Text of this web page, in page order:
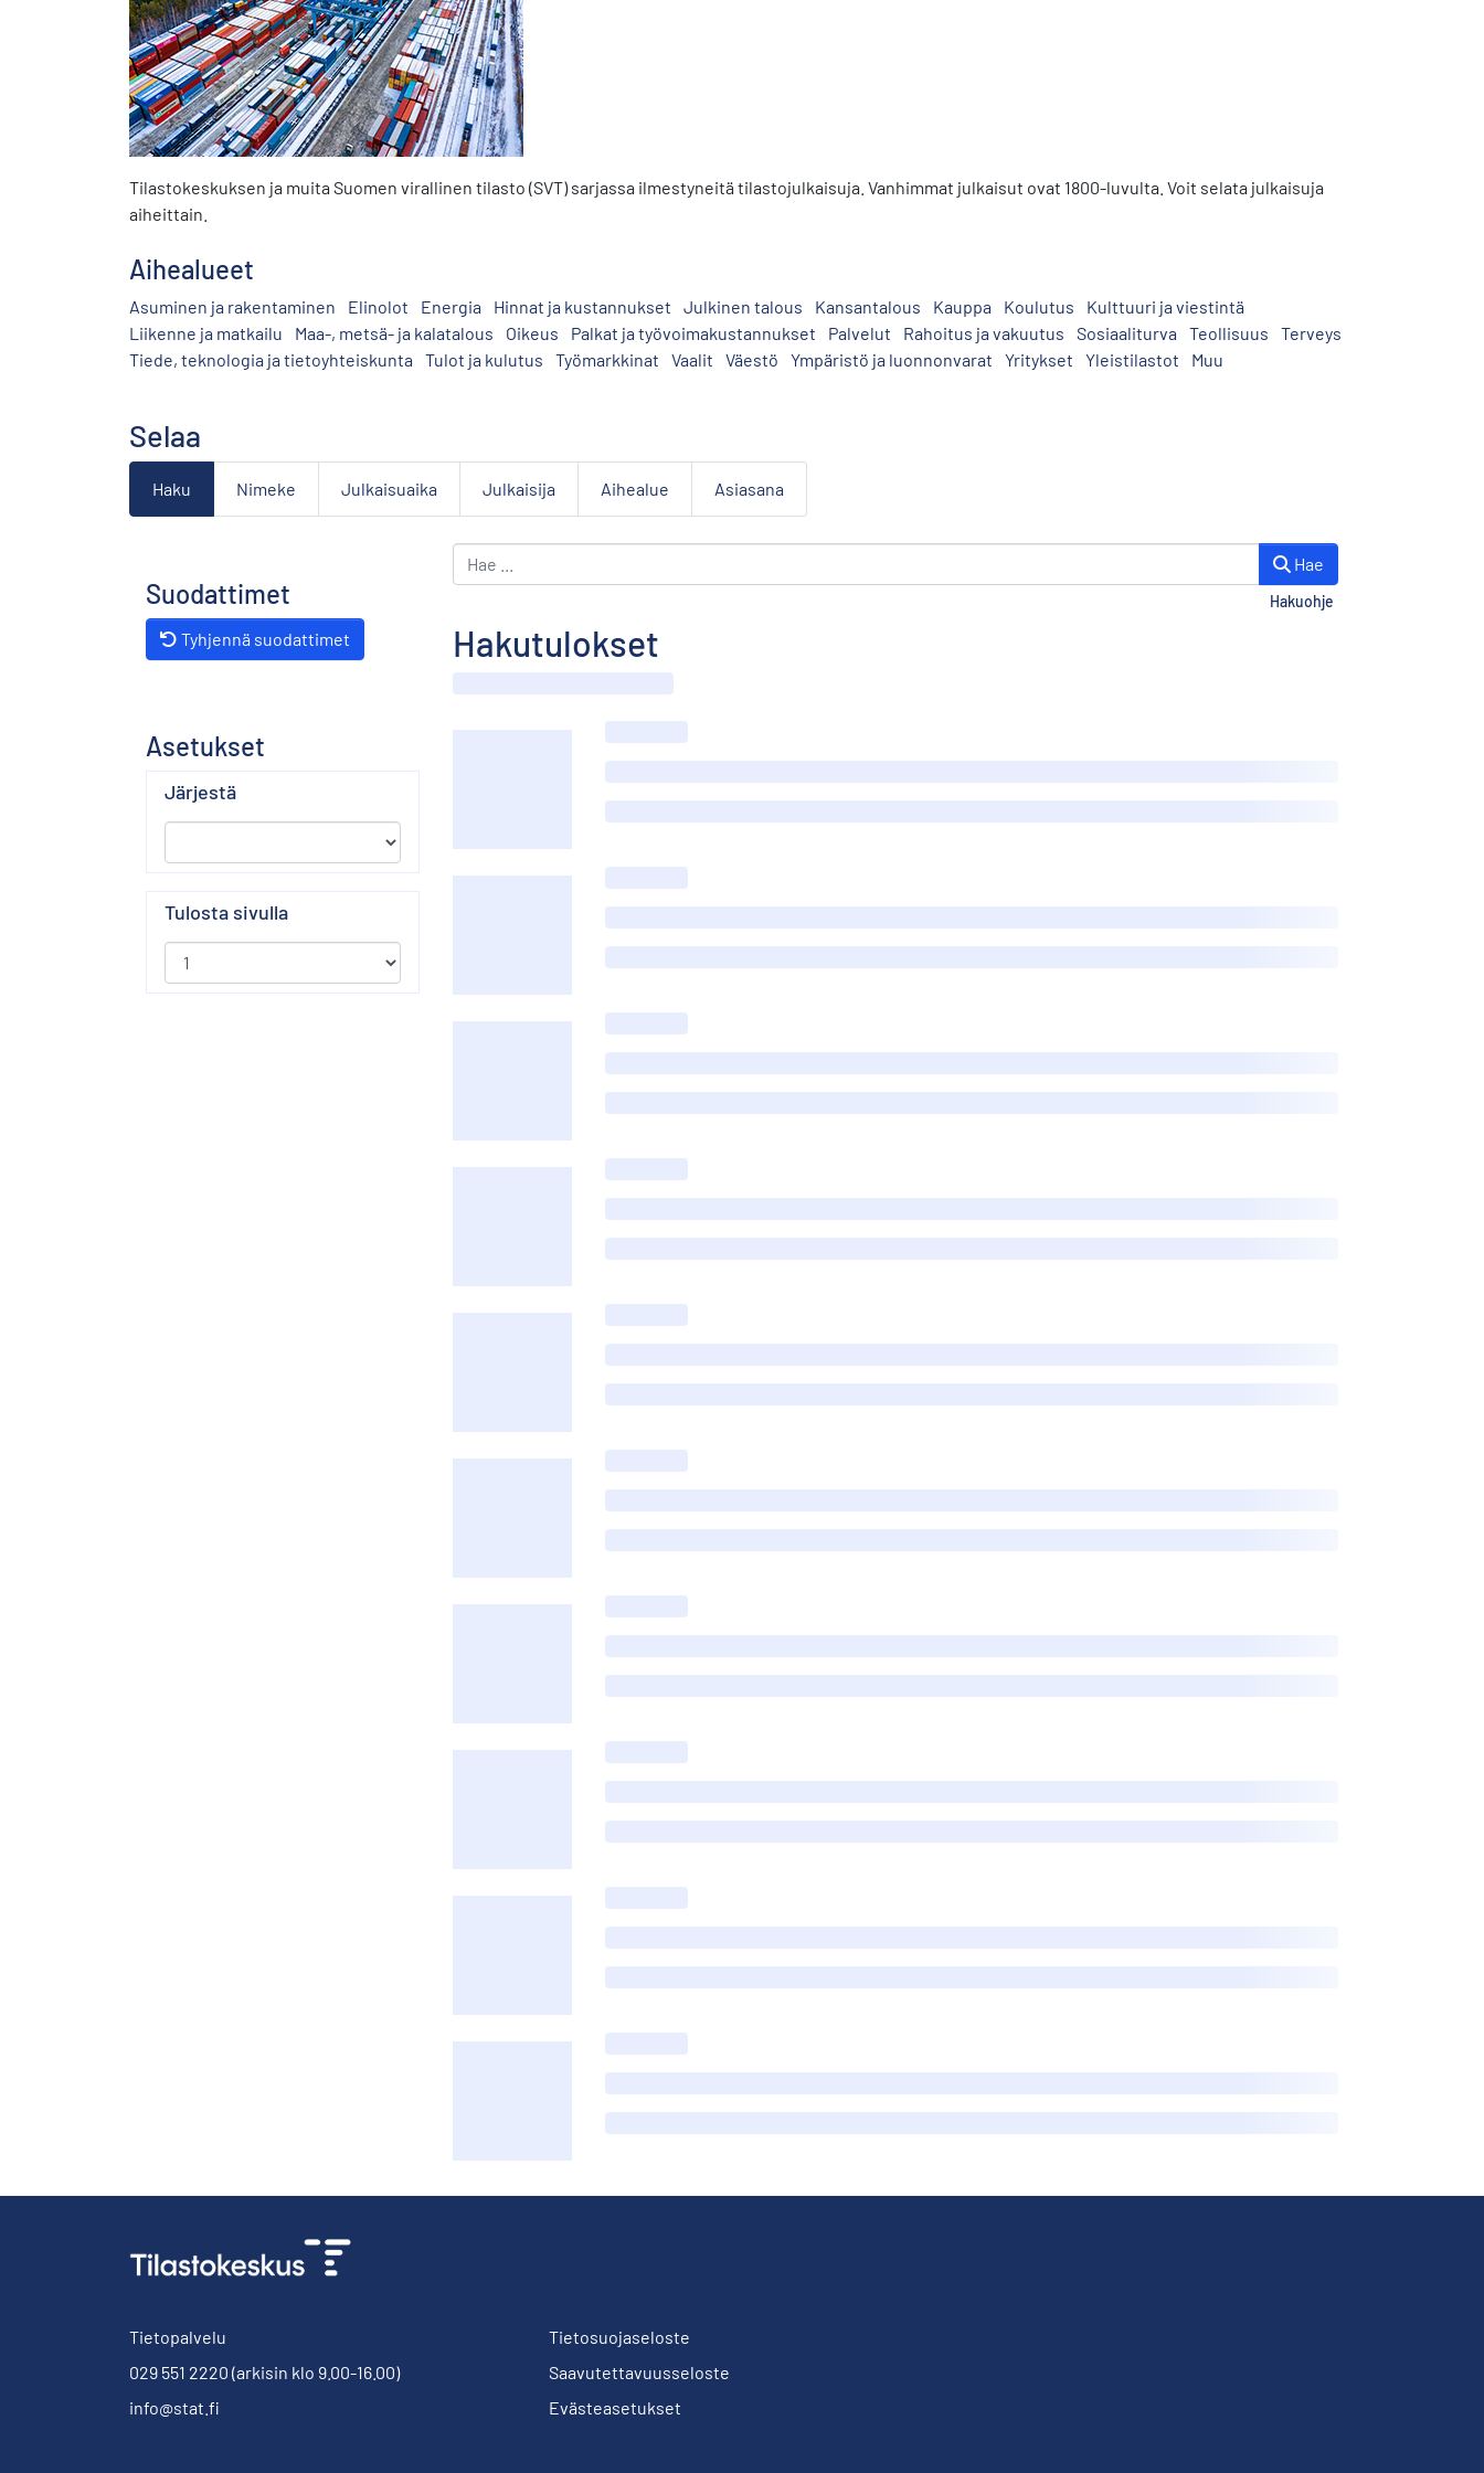
Tilastokeskuksen ja muita Suomen virallinen tilasto (SVT) sarjassa ilmestyneitä tilastojulkaisuja. Vanhimmat julkaisut ovat 1800-luvulta. Voit selata julkaisuja
aiheittain.
Aihealueet
Asuminen ja rakentaminen Elinolot Energia Hinnat ja kustannukset Julkinen talous Kansantalous Kauppa Koulutus
Kulttuuri ja viestintä
Liikenne ja matkailu
Maa-, metsä- ja kalatalous Oikeus Palkat ja työvoimakustannukset Palvelut Rahoitus ja vakuutus Sosiaaliturva Teollisuus
Terveys
Tiede, teknologia ja tietoyhteiskunta
Tulot ja kulutus Työmarkkinat Vaalit Väestö Ympäristö ja luonnonvarat Yritykset Yleistilastot Muu
Selaa
Haku Nimeke Julkaisuaika Julkaisija Aihealue Asiasana
Suodattimet
Tyhjennä suodattimet
Asetukset
Järjestä
Tulosta sivulla
Hae
Hakuohje
Hakutulokset
Tietopalvelu
029 551 2220 (arkisin klo 9.00-16.00)
info@stat.fi
Tietosuojaseloste
Saavutettavuusseloste
Evästeasetukset